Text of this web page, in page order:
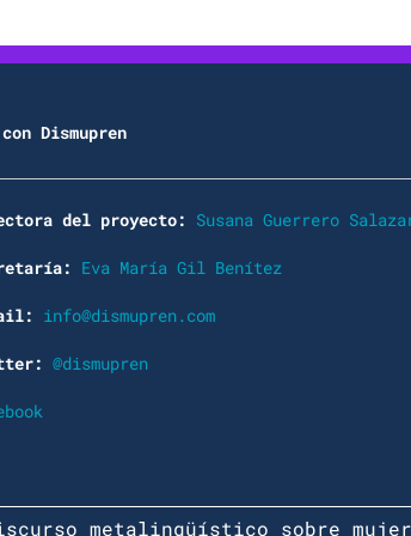
Dismupren
del proyecto: Susana Guerrero
Eva María Gil Benítez
info@dismupren.com
@dismupren
metalingüístico sobre